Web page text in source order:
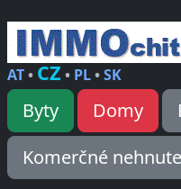
AT• CZ • PL•SK
Byty Domy
Komerčné